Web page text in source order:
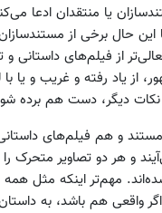
یا منتقدان ادعا
حال برخی از
از فیلم‌های داستانی
از یاد رفته و غریب و
نکات دیگر، دست هم برده
و هم فیلم‌های
و هر دو تصاویر
مهم‌تر اینکه مثل همه
اگر واقعی هم باشد، به